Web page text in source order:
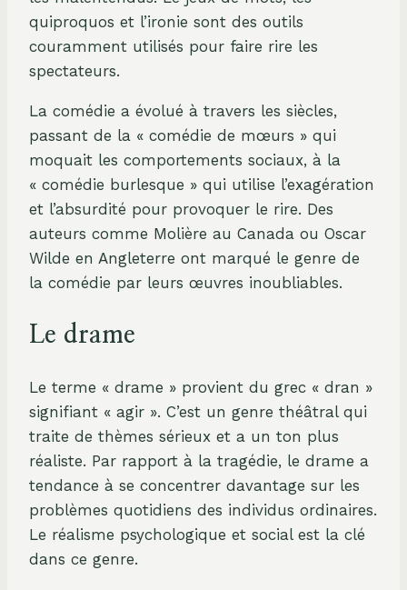
quiproquos et l’ironie sont des outils
couramment utilisés pour faire rire les
spectateurs.
La comédie a évolué à travers les siècles,
passant de la « comédie de mœurs » qui
moquait les comportements sociaux, à la
« comédie burlesque » qui utilise l’exagération
et l’absurdité pour provoquer le rire. Des
auteurs comme Molière au Canada ou Oscar
Wilde en Angleterre ont marqué le genre de
la comédie par leurs œuvres inoubliables.
Le drame
Le terme « drame » provient du grec « dran »
signifiant « agir ». C’est un genre théâtral qui
traite de thèmes sérieux et a un ton plus
réaliste. Par rapport à la tragédie, le drame a
tendance à se concentrer davantage sur les
problèmes quotidiens des individus ordinaires.
Le réalisme psychologique et social est la clé
dans ce genre.